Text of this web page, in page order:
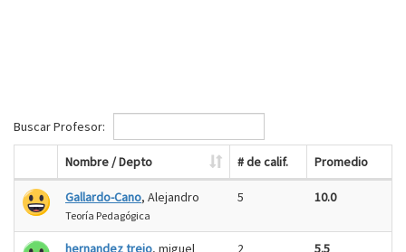
Buscar Profesor:
Nombre / Depto # de calif. Promedio
Gallardo-Cano, Alejandro
Teoría Pedagógica
5 10.0
hernandez trejo, miguel 2 5.5